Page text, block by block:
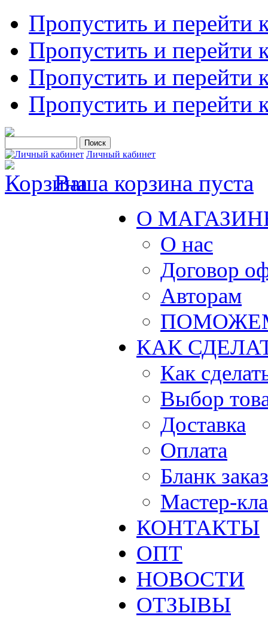
Пропустить и перейти
Пропустить и перейти
Пропустить и перейти
Пропустить и перейти
Личный кабинет
Ваша корзина пуста
О
О нас
Договор
Авторам
КАК
Как
Выбор
Доставка
Оплата
Бланк
Мастер-
КОНТАКТЫ
ОПТ
НОВОСТИ
ОТЗЫВЫ